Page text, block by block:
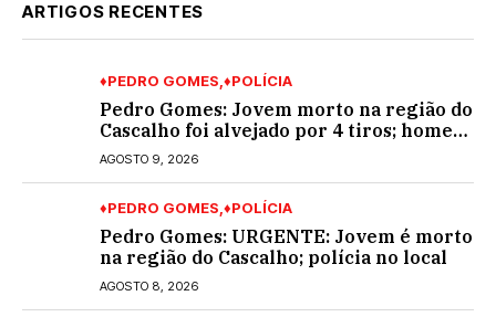
ARTIGOS RECENTES
♦PEDRO GOMES ♦POLÍCIA
Pedro Gomes: Jovem morto na região do
Cascalho foi alvejado por 4 tiros; homem
encapuzado
AGOSTO 9, 2026
♦PEDRO GOMES ♦POLÍCIA
Pedro Gomes: URGENTE: Jovem é morto
na região do Cascalho; polícia no local
AGOSTO 8, 2026